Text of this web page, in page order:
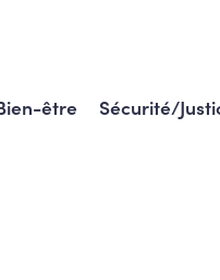
être Sécurité/